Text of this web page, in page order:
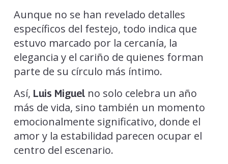
Aunque no se han revelado detalles
específicos del festejo, todo indica que
estuvo marcado por la cercanía, la
elegancia y el cariño de quienes forman
parte de su círculo más íntimo.
Así, Luis Miguel no solo celebra un año
más de vida, sino también un momento
emocionalmente significativo, donde el
amor y la estabilidad parecen ocupar el
centro del escenario.